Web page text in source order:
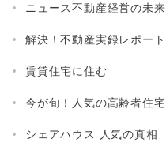
ニュース不動産経営の未来
解決！不動産実録レポート
賃貸住宅に住む
今が旬！人気の高齢者住宅
シェアハウス 人気の真相